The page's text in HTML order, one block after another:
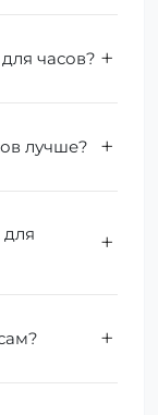
часов?
лучше?